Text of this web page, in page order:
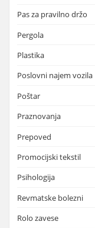
Pas za pravilno držo
Pergola
Plastika
Poslovni najem vozila
Poštar
Praznovanja
Prepoved
Promocijski tekstil
Psihologija
Revmatske bolezni
Rolo zavese